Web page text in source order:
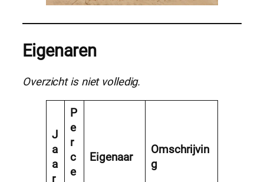
Eigenaren
Overzicht is niet volledig.
J
a
a
r
P
e
r
c
e
Eigenaar
Omschrijvin
g